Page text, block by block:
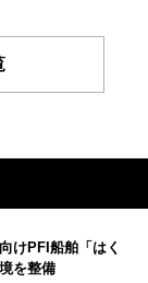
けPFI船舶「はく
を整備